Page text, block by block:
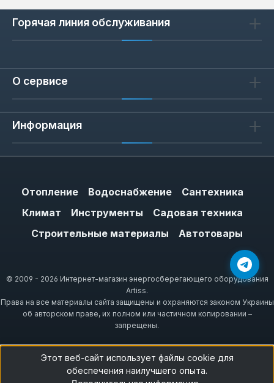
Горячая линия обслуживания
О сервисе
Информация
Отопление Водоснабжение
Сантехника
Климат
Инструменты
Садовая техника
Строительные материалы
Автотовары
© 2009 - 2026 Интернет-магазин энергосберегающего оборудования
Artiss.
Права на все материалы сайта защищены и охраняются законом Украины
об авторском праве, их полном или частичном копировании –
запрещены.
Этот веб-сайт использует файлы cookie для
обеспечения наилучшего опыта.